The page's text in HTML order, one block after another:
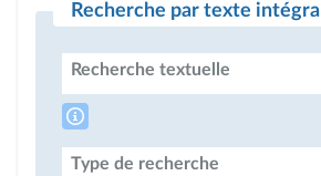
Recherche par texte intégral
Recherche textuelle
Type de recherche